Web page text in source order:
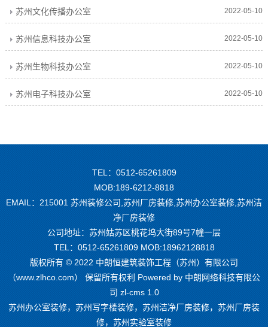
苏州文化传播办公室 2022-05-10
苏州信息科技办公室 2022-05-10
苏州生物科技办公室 2022-05-10
苏州电子科技办公室 2022-05-10
TEL：0512-65261809
MOB:189-6212-8818
EMAIL：215001 苏州装修公司,苏州厂房装修,苏州办公室装修,苏州洁
净厂房装修
公司地址：苏州姑苏区桃花坞大街89号7幢一层
TEL：0512-65261809 MOB:18962128818
版权所有 © 2022 中朗恒建筑装饰工程（苏州）有限公司
（www.zlhco.com） 保留所有权利 Powered by 中朗网络科技有限公
司 zl-cms 1.0
苏州办公室装修，苏州写字楼装修，苏州洁净厂房装修，苏州厂房装
修，苏州实验室装修